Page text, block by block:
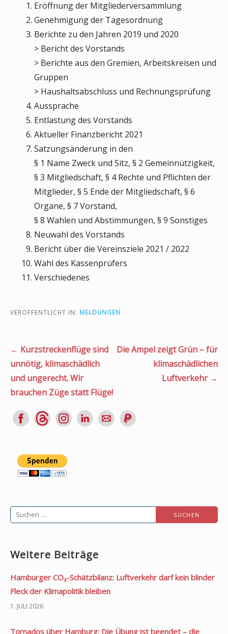
Eröffnung der Mitgliederversammlung
Genehmigung der Tagesordnung
Berichte zu den Jahren 2019 und 2020
> Bericht des Vorstands
> Berichte aus den Gremien, Arbeitskreisen und
Gruppen
> Haushaltsabschluss und Rechnungsprüfung
Aussprache
Entlastung des Vorstands
Aktueller Finanzbericht 2021
Satzungsänderung in den
§ 1 Name Zweck und Sitz, § 2 Gemeinnützigkeit,
§ 3 Mitgliedschaft, § 4 Rechte und Pflichten der
Mitglieder, § 5 Ende der Mitgliedschaft, § 6
Organe, § 7 Vorstand,
§ 8 Wahlen und Abstimmungen, § 9 Sonstiges
Neuwahl des Vorstands
Bericht über die Vereinsziele 2021 / 2022
Wahl des Kassenprüfers
Verschiedenes
VERÖFFENTLICHT IN: MELDUNGEN
Beitragsnavigation
← Kurzstreckenflüge sind
unnötig, klimaschädlich
und ungerecht. Wir
brauchen Züge statt Flüge!
Die Ampel zeigt Grün – für
klimaschädlichen
Luftverkehr →
Suchen
Weitere Beiträge
Hamburger CO₂-Schätzbilanz: Luftverkehr darf kein blinder
Fleck der Klimapolitik bleiben
1. JULI 2026
Tornados über Hamburg: Die Übung ist beendet – die